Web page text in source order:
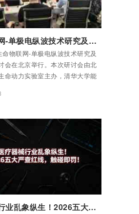
生命物联网-单极电纵波技术研究及产业应用研讨会举行 多方合力助推康养产业创新
物联网-单极电纵波技术研究及
会在北京举行。本次研讨会由北
命动力实验室主办，清华大学能
交流有限公司承办。来自科研机
专家学者、政企代表和行业领军
，围绕前沿生命科学技术的研发
化展开深入研讨，并达成多项战
技术与养老、康复、大健康产业
鸣翰墨创始人汪智超主持研讨
医疗器械行业乱象纵生！2026五大严查红线，触碰即罚！